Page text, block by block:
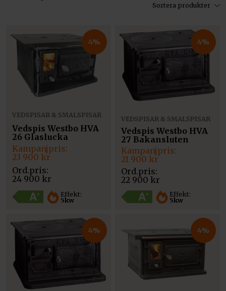
Sortera produkter
4%
Effekt:
5kw
VEDSPISAR & SMALSPISAR
Vedspis Westbo HVA
26 Glaslucka
24 900 kr
Det
ursprungliga
priset
var:
24
900 kr.
23 900 kr
Det
nuvarande
priset
är:
23
900 kr.
4%
Effekt:
5kw
VEDSPISAR & SMALSPISAR
Vedspis Westbo HVA
27 Bakansluten
22 900 kr
Det
ursprungliga
priset
var:
22
900 kr.
21 900 kr
Det
nuvarande
priset
är:
21
900 kr.
4% 4%